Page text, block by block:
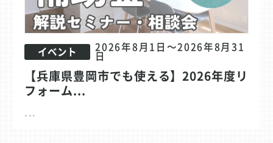
イベント 2026年8月1日～2026年8月31
日
【兵庫県豊岡市でも使える】2026年度リ
フォーム...
...